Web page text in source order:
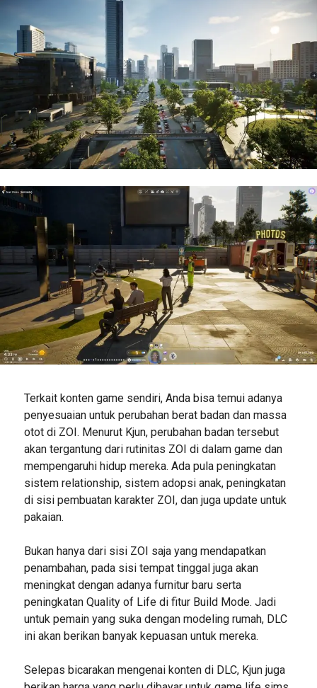
Terkait konten game sendiri, Anda bisa temui adanya
penyesuaian untuk perubahan berat badan dan massa
otot di ZOI. Menurut Kjun, perubahan badan tersebut
akan tergantung dari rutinitas ZOI di dalam game dan
mempengaruhi hidup mereka. Ada pula peningkatan
sistem relationship, sistem adopsi anak, peningkatan
di sisi pembuatan karakter ZOI, dan juga update untuk
pakaian.
Bukan hanya dari sisi ZOI saja yang mendapatkan
penambahan, pada sisi tempat tinggal juga akan
meningkat dengan adanya furnitur baru serta
peningkatan Quality of Life di fitur Build Mode. Jadi
untuk pemain yang suka dengan modeling rumah, DLC
ini akan berikan banyak kepuasan untuk mereka.
Selepas bicarakan mengenai konten di DLC, Kjun juga